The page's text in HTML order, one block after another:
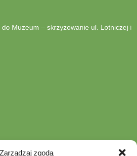
Zarządzaj zgodą
do Muzeum – skrzyżowanie ul. Lotniczej i